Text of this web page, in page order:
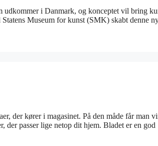
udkommer i Danmark, og konceptet vil bring
Museum for kunst (SMK) skabt denne
der kører i magasinet. På den måde får man
der passer lige netop dit hjem. Bladet er en god